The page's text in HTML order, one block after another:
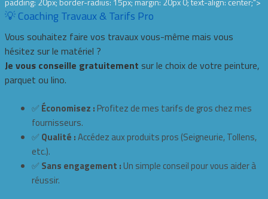
💡 Coaching Travaux & Tarifs Pro
Vous souhaitez faire vos travaux vous-même mais vous
hésitez sur le matériel ?
Je vous conseille gratuitement sur le choix de votre peinture,
parquet ou lino.
✅ Économisez : Profitez de mes tarifs de gros chez mes
fournisseurs.
✅ Qualité :Accédez aux produits pros (Seigneurie, Tollens,
etc.).
✅ Sans engagement : Un simple conseil pour vous aider à
réussir.